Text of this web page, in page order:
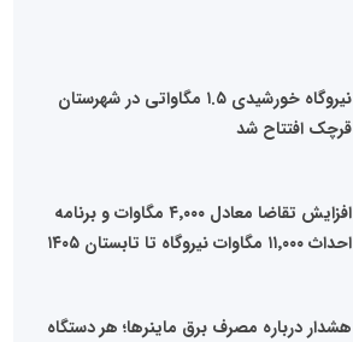
نیروگاه خورشیدی ۱.۵ مگاواتی در شهرستان
قرچک افتتاح شد
افزایش تقاضا معادل ۴٬۰۰۰ مگاوات و برنامه
احداث ۱۱٬۰۰۰ مگاوات نیروگاه تا تابستان ۱۴۰۵
هشدار درباره مصرف برق ماینرها؛ هر دستگاه